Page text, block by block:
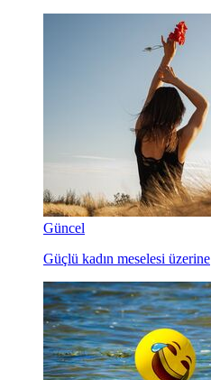
Güncel
Güçlü kadın meselesi üzerine